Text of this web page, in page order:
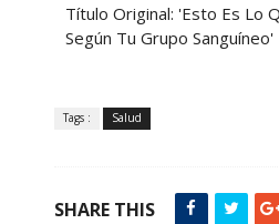
Título Original: 'Esto Es Lo
Según Tu Grupo Sanguíneo'
Tags : Salud
SHARE THIS